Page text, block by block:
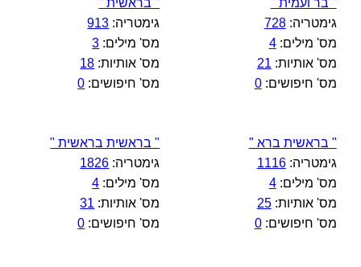
" בר ועמית "
גימטריה:728
מס' מילים:4
מס' אותיות: 21
מס' חיפושים:0
" בראשית "
גימטריה: 913
מס' מילים: 3
מס' אותיות: 18
מס' חיפושים: 0
" בראשית ברא "
גימטריה:1116
מס' מילים:4
מס' אותיות:25
מס' חיפושים:0
" בראשית בראשית "
גימטריה: 1826
מס' מילים: 4
מס' אותיות: 31
מס' חיפושים: 0